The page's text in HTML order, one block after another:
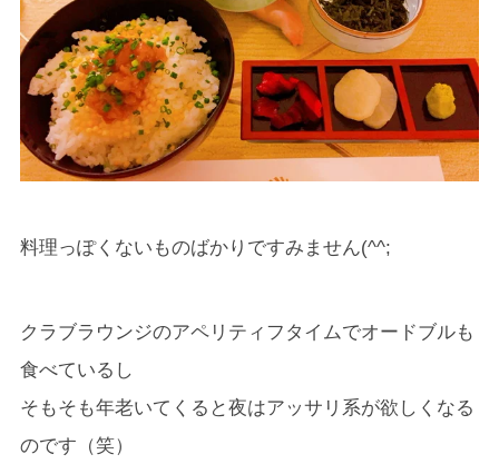
料理っぽくないものばかりですみません(^^;
クラブラウンジのアペリティフタイムでオードブルも
食べているし
そもそも年老いてくると夜はアッサリ系が欲しくなる
のです（笑）